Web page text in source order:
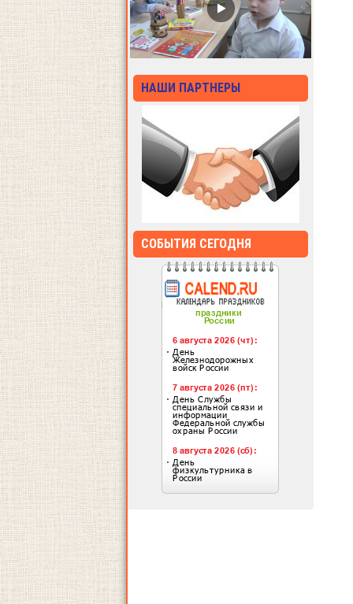
НАШИ ПАРТНЕРЫ
СОБЫТИЯ СЕГОДНЯ